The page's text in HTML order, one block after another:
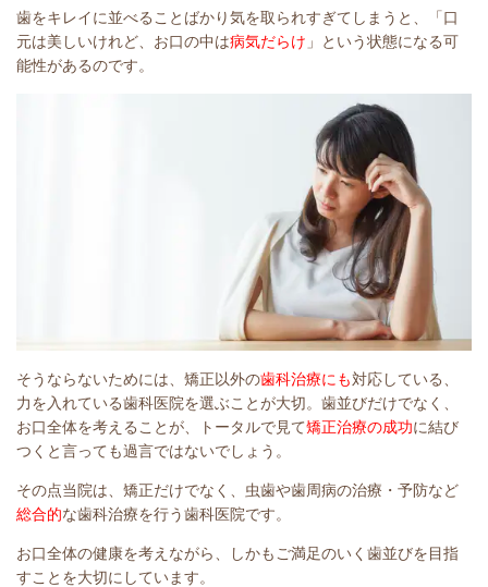
歯をキレイに並べることばかり気を取られすぎてしまうと、「口
元は美しいけれど、お口の中は病気だらけ 」という状態になる可
能性があるのです。
そうならないためには、矯正以外の歯科治療にも対応している、
力を入れている歯科医院を選ぶことが大切。歯並びだけでなく、
お口全体を考えることが、トータルで見て矯正治療の成功に結び
つくと言っても過言ではないでしょう。
その点当院は、矯正だけでなく、虫歯や歯周病の治療・予防など
総合的な歯科治療を行う歯科医院です。
お口全体の健康を考えながら、しかもご満足のいく歯並びを目指
すことを大切にしています。